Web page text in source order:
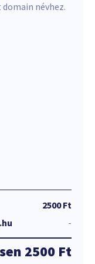
névhez.
2500 Ft
-
2500 Ft